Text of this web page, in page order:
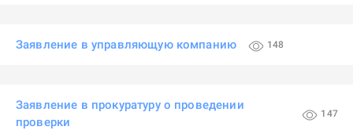
Заявление в управляющую компанию 148
Заявление в прокуратуру о проведении
проверки
147